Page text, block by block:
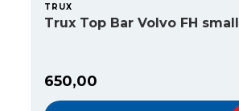
TRUX
Trux Top Bar Volvo FH small
650,00